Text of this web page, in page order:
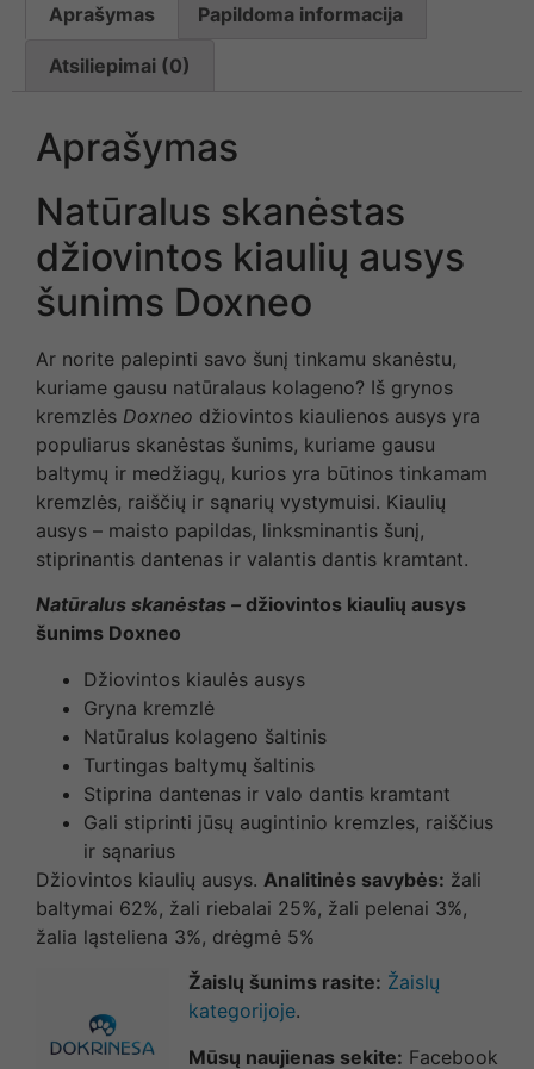
Aprašymas Papildoma informacija
Atsiliepimai (0)
Aprašymas
Natūralus skanėstas
džiovintos kiaulių ausys
šunims Doxneo
Ar norite palepinti savo šunį tinkamu skanėstu,
kuriame gausu natūralaus kolageno? Iš grynos
kremzlės Doxneo džiovintos kiaulienos ausys yra
populiarus skanėstas šunims, kuriame gausu
baltymų ir medžiagų, kurios yra būtinos tinkamam
kremzlės, raiščių ir sąnarių vystymuisi. Kiaulių
ausys – maisto papildas, linksminantis šunį,
stiprinantis dantenas ir valantis dantis kramtant.
Natūralus skanėstas – džiovintos kiaulių ausys
šunims Doxneo
Džiovintos kiaulės ausys
Gryna kremzlė
Natūralus kolageno šaltinis
Turtingas baltymų šaltinis
Stiprina dantenas ir valo dantis kramtant
Gali stiprinti jūsų augintinio kremzles, raiščius
ir sąnarius
Džiovintos kiaulių ausys. Analitinės savybės: žali
baltymai 62%, žali riebalai 25%, žali pelenai 3%,
žalia ląsteliena 3%, drėgmė 5%
Žaislų šunims rasite: Žaislų
kategorijoje.
Mūsų naujienas sekite: Facebook